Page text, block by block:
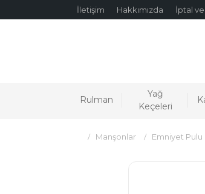
İletişim Hakkımızda İptal ve
Rulman
Yağ
Keçeleri
Manşonlar Emniyet Pulu